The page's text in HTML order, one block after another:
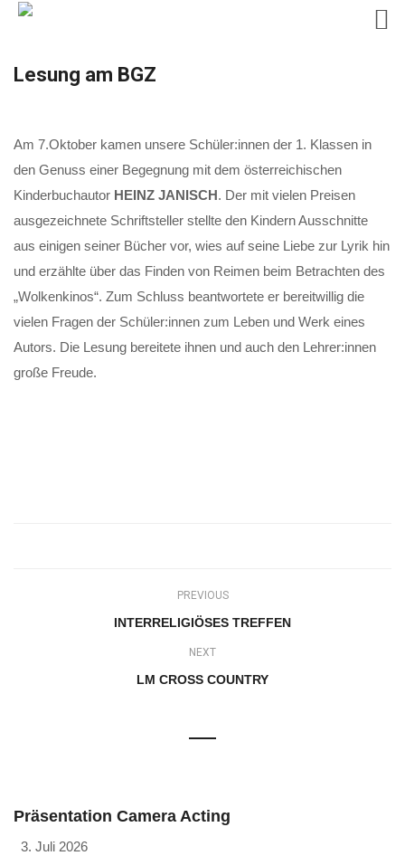
Lesung am BGZ
Am 7.Oktober kamen unsere Schüler:innen der 1. Klassen in
den Genuss einer Begegnung mit dem österreichischen
Kinderbuchautor HEINZ JANISCH. Der mit vielen Preisen
ausgezeichnete Schriftsteller stellte den Kindern Ausschnitte
aus einigen seiner Bücher vor, wies auf seine Liebe zur Lyrik hin
und erzählte über das Finden von Reimen beim Betrachten des
„Wolkenkinos“. Zum Schluss beantwortete er bereitwillig die
vielen Fragen der Schüler:innen zum Leben und Werk eines
Autors. Die Lesung bereitete ihnen und auch den Lehrer:innen
große Freude.
PREVIOUS
INTERRELIGIÖSES TREFFEN
NEXT
LM CROSS COUNTRY
Präsentation Camera Acting
3. Juli 2026